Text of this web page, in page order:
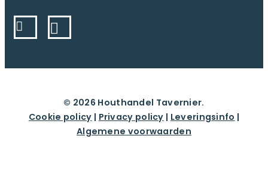
© 2026 Houthandel Tavernier.
Cookie policy | Privacy policy | Leveringsinfo |
Algemene voorwaarden